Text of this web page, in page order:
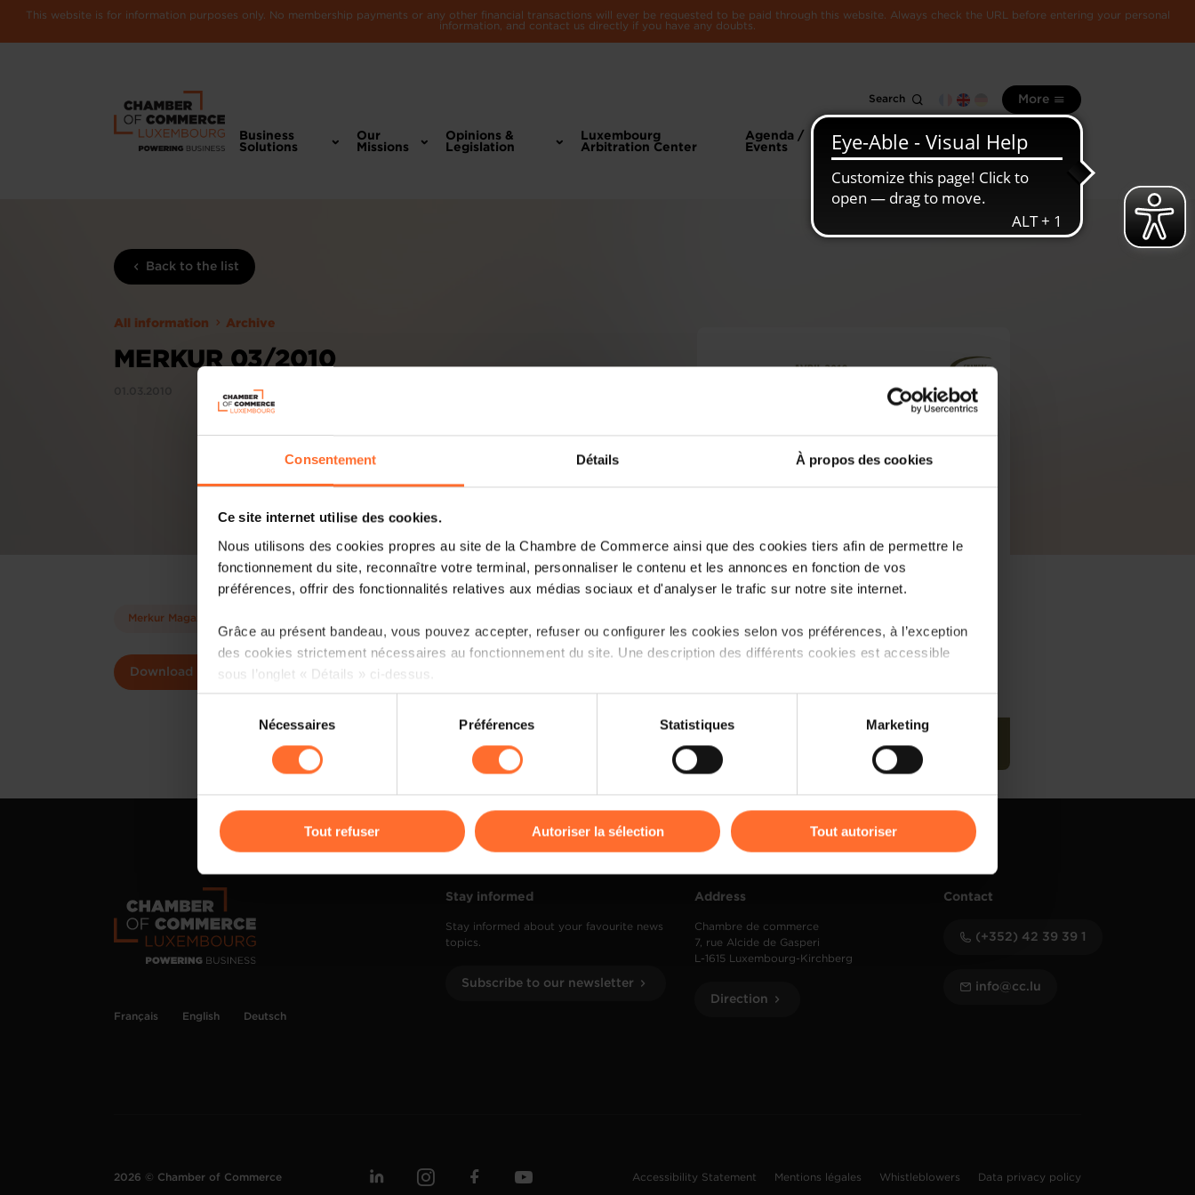
Consentement Détails À propos des cookies
Ce site internet utilise des cookies.
Nous utilisons des cookies propres au site de la Chambre de Commerce ainsi que des cookies tiers afin de permettre le
fonctionnement du site, reconnaître votre terminal, personnaliser le contenu et les annonces en fonction de vos
préférences, offrir des fonctionnalités relatives aux médias sociaux et d'analyser le trafic sur notre site internet.
Grâce au présent bandeau, vous pouvez accepter, refuser ou configurer les cookies selon vos préférences, à l’exception
des cookies strictement nécessaires au fonctionnement du site. Une description des différents cookies est accessible
sous l’onglet « Détails » ci-dessus.
Il est précisé que la navigation sur le site et certaines fonctionnalités (ex : lecture de vidéos, partage sur les réseaux
sociaux, sauvegarde des préférences de lecture vidéo, personnalisation de l’affichage du site) peuvent être affectées en
cas de refus de tous les cookies ou des cookies non nécessaires.
gauche de chaque page.
personnelles, vous pouvez consulter notre
personnelles
consentement
Nécessaires Préférences Statistiques Marketing
Tout refuser Autoriser la sélection Tout autoriser
This website is for information purposes only. No membership payments or any other financial transactions will ever be requested to be paid through this website. Always check the URL before entering your personal
information, and contact us directly if you have any doubts.
Search More
Business
Solutions
Our
Missions
Opinions &
Legislation
Luxembourg
Arbitration Center
Agenda /
Events
information
Luxembourg
economy
Back to the list
All information Archive
MERKUR 03/2010
Merkur Magazine
Download
Français English Deutsch
Stay informed
Stay informed about your favourite news
topics.
Subscribe to our newsletter
Address
Chambre de commerce
7, rue Alcide de Gasperi
L-1615 Luxembourg-Kirchberg
Direction
Contact
(+352) 42 39 39 1
info@cc.lu
2026 © Chamber of Commerce Accessibility Statement Mentions légales Whistleblowers Data privacy policy